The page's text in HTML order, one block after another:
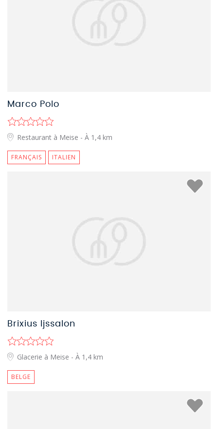
Marco Polo
Restaurant à Meise - À 1,4 km
FRANÇAIS ITALIEN
Brixius Ijssalon
Glacerie à Meise - À 1,4 km
BELGE